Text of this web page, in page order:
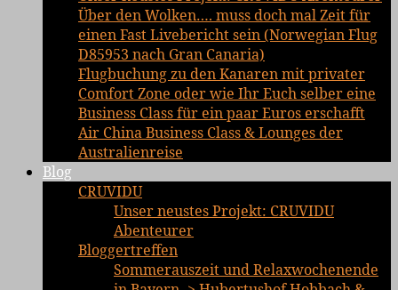
Über den Wolken…. muss doch mal Zeit für
einen Fast Livebericht sein (Norwegian Flug
D85953 nach Gran Canaria)
Flugbuchung zu den Kanaren mit privater
Comfort Zone oder wie Ihr Euch selber eine
Business Class für ein paar Euros erschafft
Air China Business Class & Lounges der
Australienreise
Blog
CRUVIDU
Unser neustes Projekt: CRUVIDU
Abenteurer
Bloggertreffen
Sommerauszeit und Relaxwochenende